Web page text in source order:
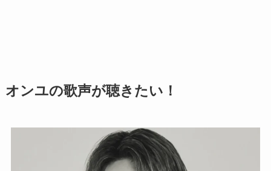
オンユの歌声が聴きたい！